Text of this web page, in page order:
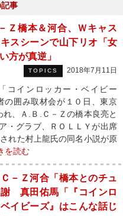
事
Ｚ橋本＆河合、Ｗキャス
スシーンで山下リオ「女
方が真逆」
TOPICS 2018年7月11日
コインロッカー・ベイビー
の囲み取材会が１０日、東京
れ、Ａ.Ｂ.Ｃ－Ｚの橋本良亮と
・グラブ、ＲＯＬＬＹが出席
れた村上龍氏の同名小説が原
を読む
－Ｚ河合「橋本とのチュ
真田佑馬「『コインロ
イビーズ』はこんな話じ